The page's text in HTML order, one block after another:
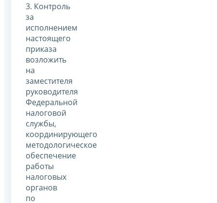
3. Контроль
за
исполнением
настоящего
приказа
возложить
на
заместителя
руководителя
Федеральной
налоговой
службы,
координирующего
методологическое
обеспечение
работы
налоговых
органов
по